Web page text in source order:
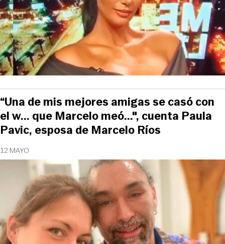
12 MAYO
“Una de mis mejores amigas se casó con
el w... que Marcelo meó...", cuenta Paula
Pavic, esposa de Marcelo Ríos